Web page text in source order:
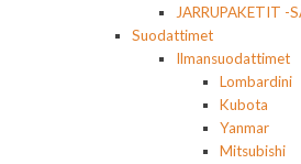
JARRUPAKETIT -
Suodattimet
Ilmansuodattimet
Lombardini
Kubota
Yanmar
Mitsubishi